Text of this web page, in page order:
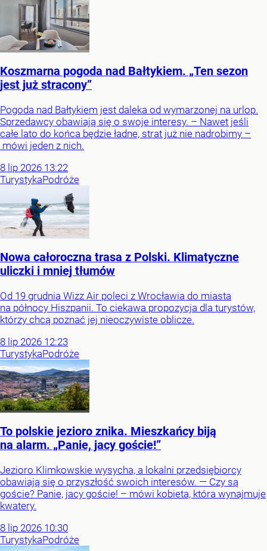
Koszmarna pogoda nad Bałtykiem. „Ten sezon
jest już stracony”
Pogoda nad Bałtykiem jest daleka od wymarzonej na urlop.
Sprzedawcy obawiają się o swoje interesy. – Nawet jeśli
całe lato do końca będzie ładne, strat już nie nadrobimy –
mówi jeden z nich.
8 lip 2026 13:22
TurystykaPodróże
Nowa całoroczna trasa z Polski. Klimatyczne
uliczki i mniej tłumów
Od 19 grudnia Wizz Air poleci z Wrocławia do miasta
na północy Hiszpanii. To ciekawa propozycja dla turystów,
którzy chcą poznać jej nieoczywiste oblicze.
8 lip 2026 12:23
TurystykaPodróże
To polskie jezioro znika. Mieszkańcy biją
na alarm. „Panie, jacy goście!”
Jezioro Klimkowskie wysycha, a lokalni przedsiębiorcy
obawiają się o przyszłość swoich interesów. — Czy są
goście? Panie, jacy goście! – mówi kobieta, która wynajmuje
kwatery.
8 lip 2026 10:30
TurystykaPodróże